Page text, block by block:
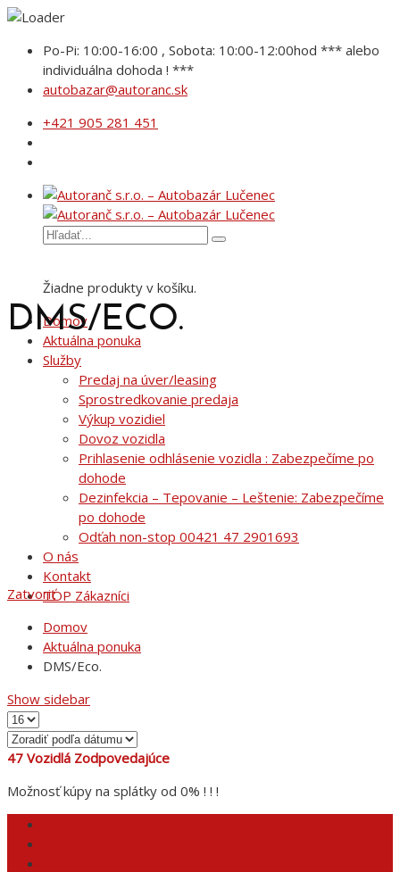
Po-Pi: 10:00-16:00 , Sobota: 10:00-12:00hod *** alebo
individuálna dohoda ! ***
autobazar@autoranc.sk
+421 905 281 451
Žiadne produkty v košíku.
Domov
Aktuálna ponuka
Služby
Predaj na úver/leasing
Sprostredkovanie predaja
Výkup vozidiel
Dovoz vozidla
Prihlasenie odhlásenie vozidla : Zabezpečíme po
dohode
Dezinfekcia – Tepovanie – Leštenie: Zabezpečíme
po dohode
Odťah non-stop 00421 47 2901693
O nás
Kontakt
TOP Zákazníci
DMS/ECO.
Zatvoriť
Domov
Aktuálna ponuka
DMS/Eco.
Show sidebar
47 Vozidlá Zodpovedajúce
Možnosť kúpy na splátky od 0% ! ! !